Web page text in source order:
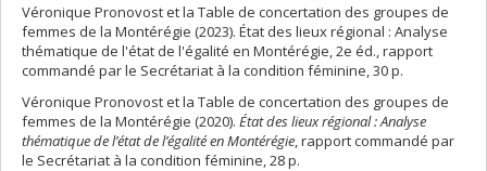
Véronique Pronovost et la Table de concertation des groupes de
femmes de la Montérégie (2023). État des lieux régional : Analyse
thématique de l'état de l'égalité en Montérégie, 2e éd., rapport
commandé par le Secrétariat à la condition féminine, 30 p.
Véronique Pronovost et la Table de concertation des groupes de
femmes de la Montérégie (2020). État des lieux régional : Analyse
thématique de l’état de l’égalité en Montérégie, rapport commandé par
le Secrétariat à la condition féminine, 28 p.